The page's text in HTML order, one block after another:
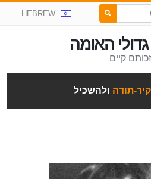
HEBREW
האומה
קיים
תודה ולהשכיל